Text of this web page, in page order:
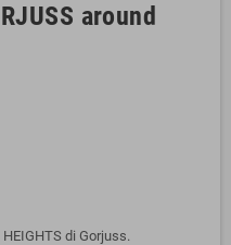
around
HEIGHTS di Gorjuss.